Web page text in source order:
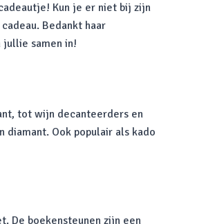
Kun je er niet bij zijn
Bedankt haar
samen in!
tot wijn decanteerders en
diamant. Ook populair als kado
De boekensteunen zijn een